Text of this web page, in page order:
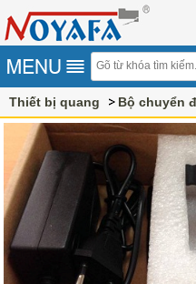
Thiết bị quang Bộ chuyển